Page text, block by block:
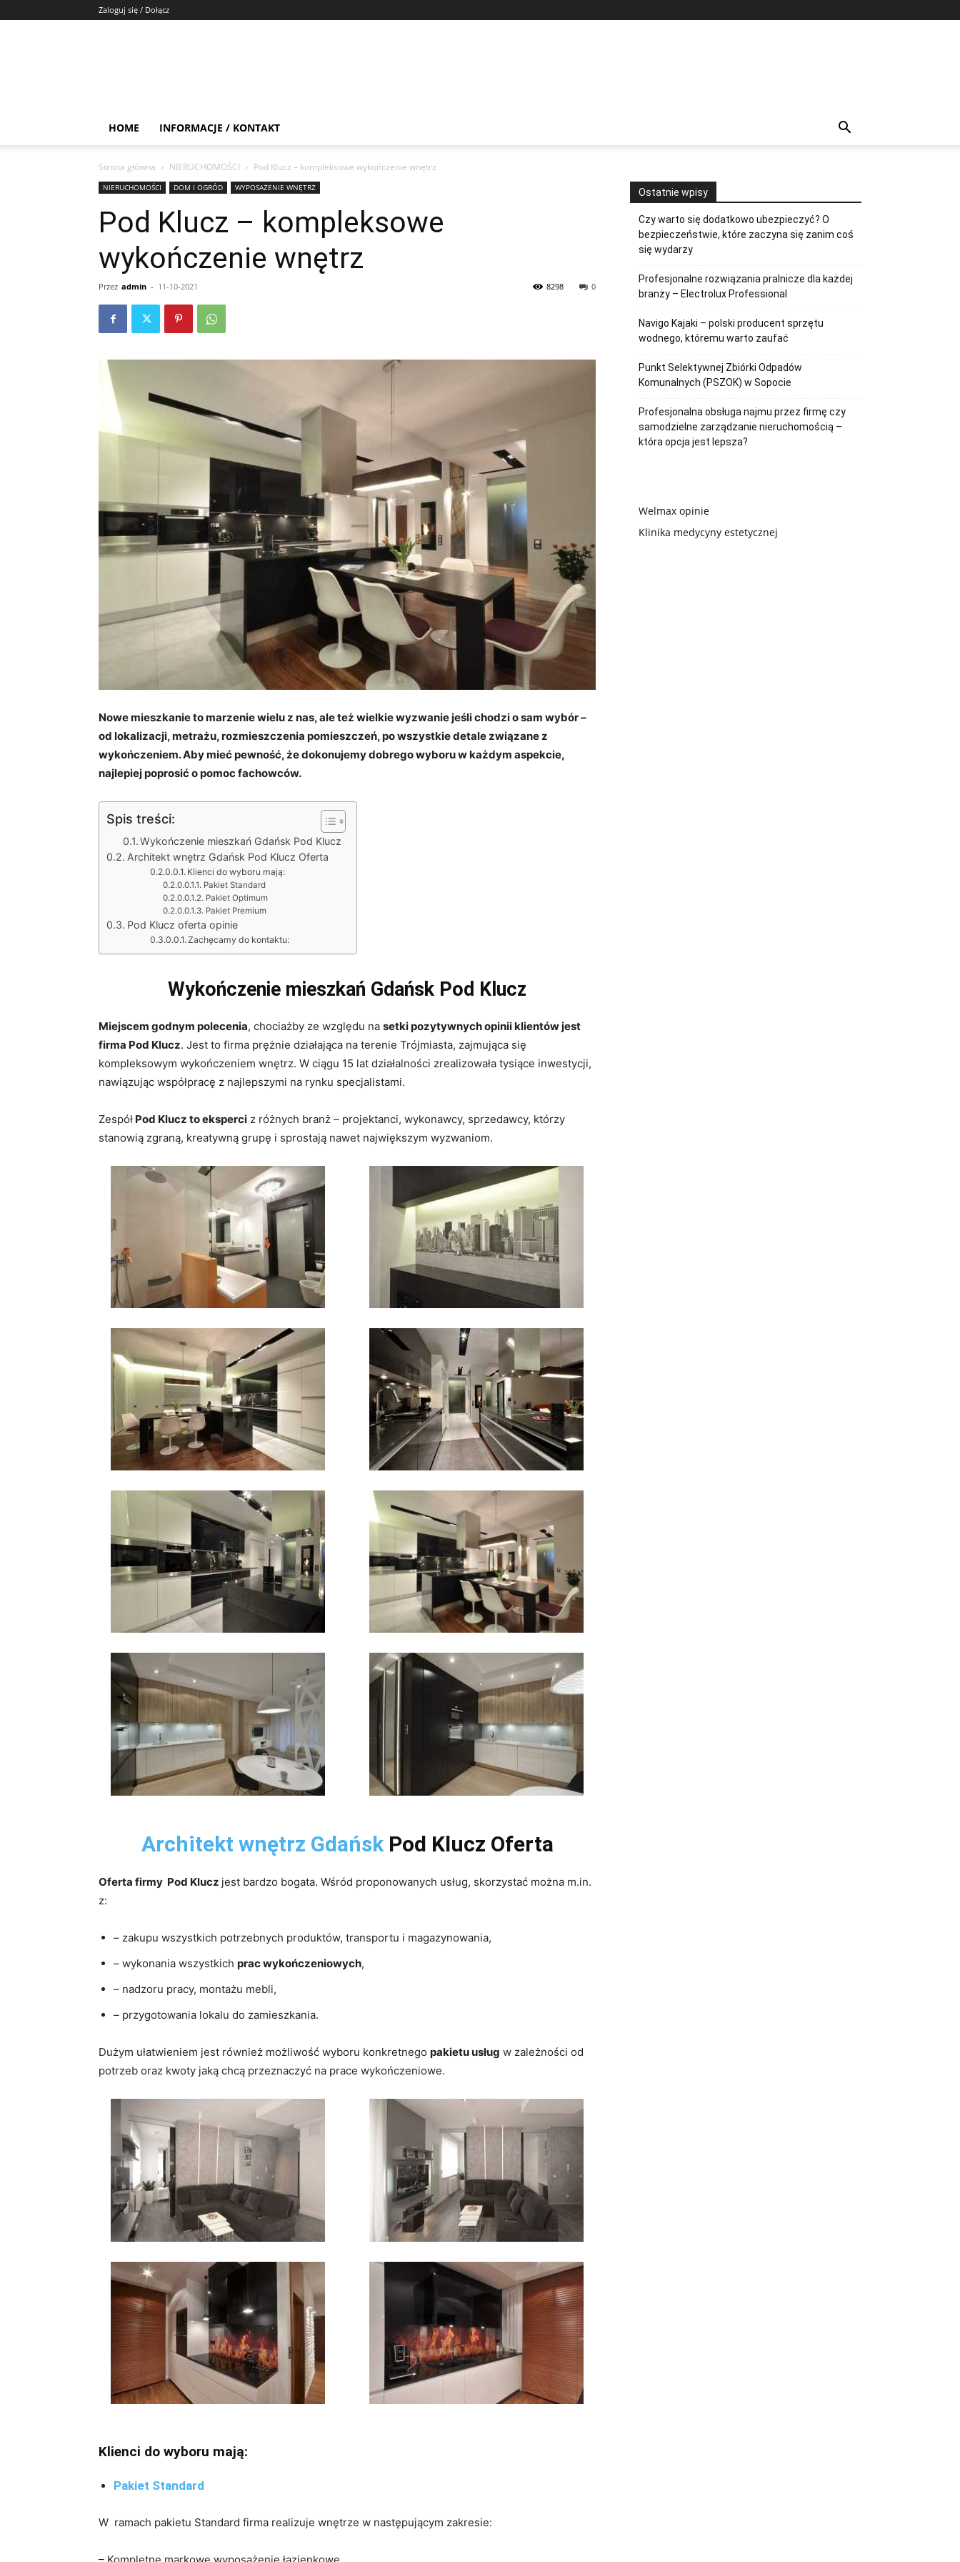
Zaloguj się / Dołącz
HOME INFORMACJE / KONTAKT
Strona główna NIERUCHOMOŚCI Pod Klucz – kompleksowe wykończenie wnętrz
NIERUCHOMOŚCI DOM I OGRÓD WYPOSAŻENIE WNĘTRZ
Pod Klucz – kompleksowe
wykończenie wnętrz
Przez admin - 11-10-2021 0
8298
Nowe mieszkanie to marzenie wielu z nas, ale też wielkie wyzwanie jeśli chodzi o sam wybór –
od lokalizacji, metrażu, rozmieszczenia pomieszczeń, po wszystkie detale związane z
wykończeniem.Aby mieć pewność, że dokonujemy dobrego wyboru w każdym aspekcie,
najlepiej poprosić o pomoc fachowców.
Spis treści:
Wykończenie mieszkań Gdańsk Pod Klucz
Architekt wnętrz Gdańsk Pod Klucz Oferta
Klienci do wyboru mają:
Pakiet Standard
Pakiet Optimum
Pakiet Premium
Pod Klucz oferta opinie
Zachęcamy do kontaktu:
Wykończenie mieszkań Gdańsk Pod Klucz
Miejscem godnym polecenia, chociażby ze względu na setki pozytywnych opinii klientów jest
firma Pod Klucz. Jest to firma prężnie działająca na terenie Trójmiasta, zajmująca się
kompleksowym wykończeniem wnętrz. W ciągu 15 lat działalności zrealizowała tysiące inwestycji,
nawiązując współpracę z najlepszymi na rynku specjalistami.
Zespół Pod Klucz to eksperci z różnych branż – projektanci, wykonawcy, sprzedawcy, którzy
stanowią zgraną, kreatywną grupę i sprostają nawet największym wyzwaniom.
Architekt wnętrz GdańskPod Klucz Oferta
Oferta firmy Pod Klucz jest bardzo bogata. Wśród proponowanych usług, skorzystać można m.in.
z:
– zakupu wszystkich potrzebnych produktów, transportu i magazynowania,
– wykonania wszystkich prac wykończeniowych,
– nadzoru pracy, montażu mebli,
– przygotowania lokalu do zamieszkania.
Dużym ułatwieniem jest również możliwość wyboru konkretnego pakietu usług w zależności od
potrzeb oraz kwoty jaką chcą przeznaczyć na prace wykończeniowe.
Klienci do wyboru mają:
Pakiet Standard
W ramach pakietu Standard firma realizuje wnętrze w następującym zakresie:
Ostatnie wpisy
Czy warto się dodatkowo ubezpieczyć? O
bezpieczeństwie, które zaczyna się zanim coś
się wydarzy
Profesjonalne rozwiązania pralnicze dla każdej
branży – Electrolux Professional
Navigo Kajaki – polski producent sprzętu
wodnego, któremu warto zaufać
Punkt Selektywnej Zbiórki Odpadów
Komunalnych (PSZOK) w Sopocie
Profesjonalna obsługa najmu przez firmę czy
samodzielne zarządzanie nieruchomością –
która opcja jest lepsza?
Welmax opinie
Klinika medycyny estetycznej